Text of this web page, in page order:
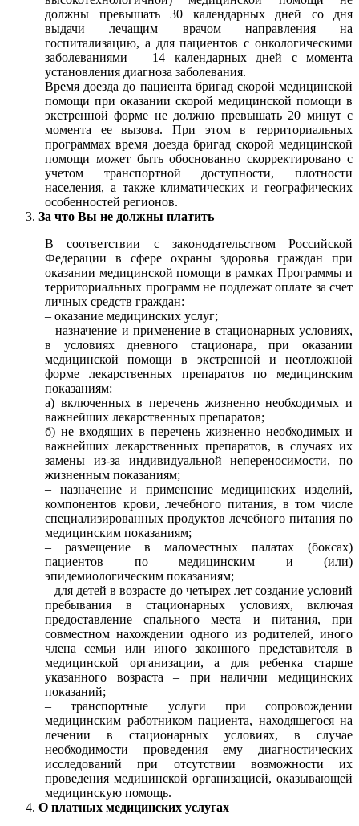
должны превышать 30 календарных дней со дня
выдачи лечащим врачом направления на
госпитализацию, а для пациентов с онкологическими
заболеваниями – 14 календарных дней с момента
установления диагноза заболевания.
Время доезда до пациента бригад скорой медицинской
помощи при оказании скорой медицинской помощи в
экстренной форме не должно превышать 20 минут с
момента ее вызова. При этом в территориальных
программах время доезда бригад скорой медицинской
помощи может быть обоснованно скорректировано с
учетом транспортной доступности, плотности
населения, а также климатических и географических
особенностей регионов.
За что Вы не должны платить
В соответствии с законодательством Российской
Федерации в сфере охраны здоровья граждан при
оказании медицинской помощи в рамках Программы и
территориальных программ не подлежат оплате за счет
личных средств граждан:
– оказание медицинских услуг;
– назначение и применение в стационарных условиях,
в условиях дневного стационара, при оказании
медицинской помощи в экстренной и неотложной
форме лекарственных препаратов по медицинским
показаниям:
а) включенных в перечень жизненно необходимых и
важнейших лекарственных препаратов;
б) не входящих в перечень жизненно необходимых и
важнейших лекарственных препаратов, в случаях их
замены из-за индивидуальной непереносимости, по
жизненным показаниям;
– назначение и применение медицинских изделий,
компонентов крови, лечебного питания, в том числе
специализированных продуктов лечебного питания по
медицинским показаниям;
– размещение в маломестных палатах (боксах)
пациентов по медицинским и (или)
эпидемиологическим показаниям;
– для детей в возрасте до четырех лет создание условий
пребывания в стационарных условиях, включая
предоставление спального места и питания, при
совместном нахождении одного из родителей, иного
члена семьи или иного законного представителя в
медицинской организации, а для ребенка старше
указанного возраста – при наличии медицинских
показаний;
– транспортные услуги при сопровождении
медицинским работником пациента, находящегося на
лечении в стационарных условиях, в случае
необходимости проведения ему диагностических
исследований при отсутствии возможности их
проведения медицинской организацией, оказывающей
медицинскую помощь.
О платных медицинских услугах